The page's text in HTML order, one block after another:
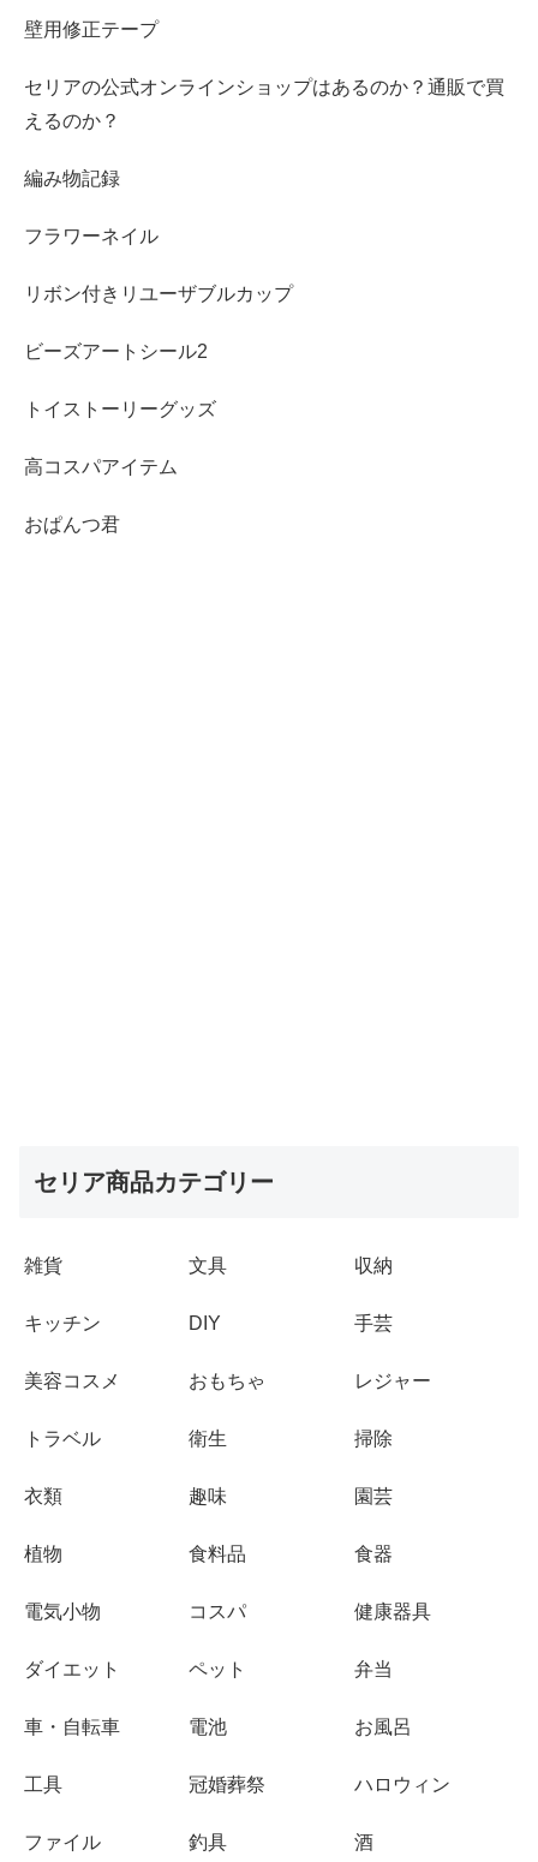
壁用修正テープ
セリアの公式オンラインショップはあるのか？通販で買
えるのか？
編み物記録
フラワーネイル
リボン付きリユーザブルカップ
ビーズアートシール2
トイストーリーグッズ
高コスパアイテム
おぱんつ君
セリア商品カテゴリー
雑貨 文具 収納
キッチン DIY 手芸
美容コスメ おもちゃ レジャー
トラベル 衛生 掃除
衣類 趣味 園芸
植物 食料品 食器
電気小物 コスパ 健康器具
ダイエット ペット 弁当
車・自転車 電池 お風呂
工具 冠婚葬祭 ハロウィン
ファイル 釣具 酒